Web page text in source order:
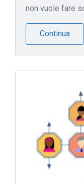
non vuole fare
Continua